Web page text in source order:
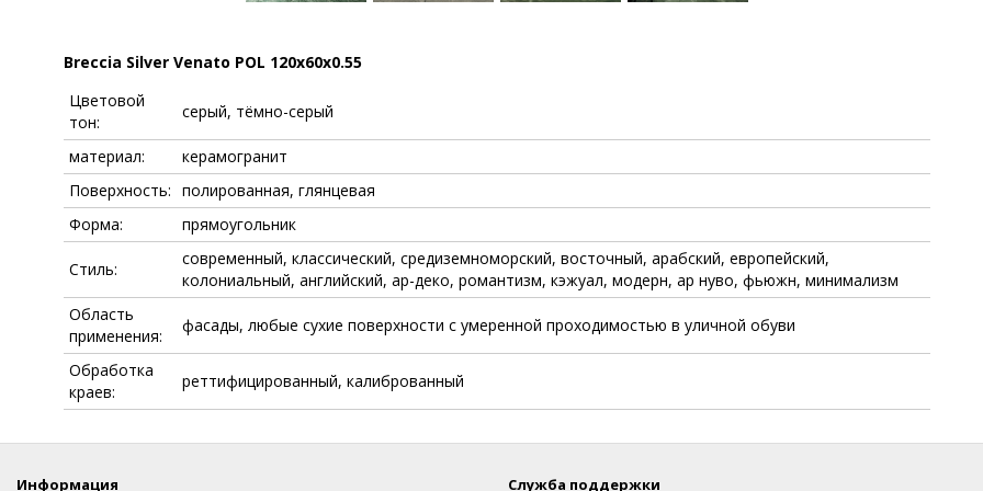
Breccia Silver Venato POL 120x60x0.55
Цветовой
тон:
серый, тёмно-серый
материал:
керамогранит
Поверхность: полированная, глянцевая
Форма:
прямоугольник
Стиль:
современный, классический, средиземноморский, восточный, арабский, европейский,
колониальный, английский, ар-деко, романтизм, кэжуал, модерн, ар нуво, фьюжн, минимализм
Область
применения:
фасады, любые сухие поверхности с умеренной проходимостью в уличной обуви
Обработка
краев:
реттифицированный, калиброванный
Информация Служба поддержки